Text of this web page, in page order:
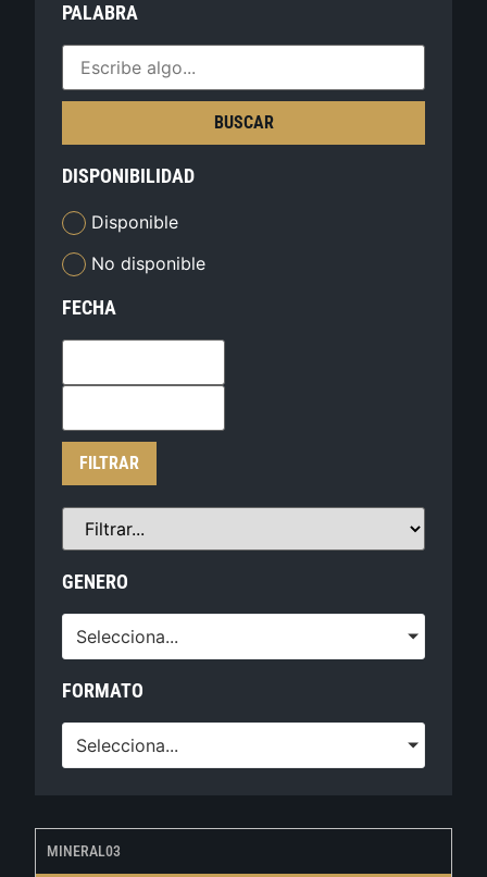
PALABRA
BUSCAR
DISPONIBILIDAD
Disponible
No disponible
FECHA
FILTRAR
GENERO
Selecciona...
FORMATO
Selecciona...
MINERAL03